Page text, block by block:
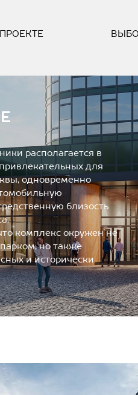
располагается в
для
одновременно
близость
комплекс окружен не
но также
и исторически